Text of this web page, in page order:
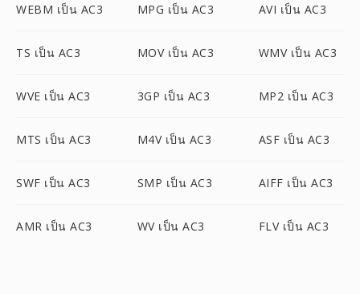
WEBM เป็น AC3 MPG เป็น AC3 AVI เป็น AC3
TS เป็น AC3 MOV เป็น AC3 WMV เป็น AC3
WVE เป็น AC3 3GP เป็น AC3 MP2 เป็น AC3
MTS เป็น AC3 M4V เป็น AC3 ASF เป็น AC3
SWF เป็น AC3 SMP เป็น AC3 AIFF เป็น AC3
AMR เป็น AC3 WV เป็น AC3 FLV เป็น AC3